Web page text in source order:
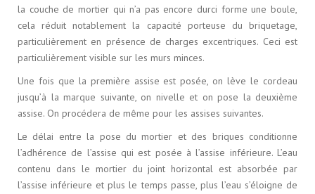
la couche de mortier qui n’a pas encore durci forme une boule,
cela réduit notablement la capacité porteuse du briquetage,
particulièrement en présence de charges excentriques. Ceci est
particulièrement visible sur les murs minces.
Une fois que la première assise est posée, on lève le cordeau
jusqu’à la marque suivante, on nivelle et on pose la deuxième
assise. On procédera de même pour les assises suivantes.
Le délai entre la pose du mortier et des briques conditionne
l’adhérence de l’assise qui est posée à l’assise inférieure. L’eau
contenu dans le mortier du joint horizontal est absorbée par
l’assise inférieure et plus le temps passe, plus l’eau s’éloigne de